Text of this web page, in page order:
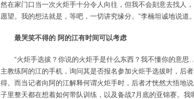
然在家门口当一次火炬手十分令人向往，但我不会刻意去找人
愿望。我的想法就是，等吧，一切讲究缘分。”李楠坦诚地说道。
最哭笑不得的 阿的江有时间可以考虑
“火炬手选拔？你说的火炬手是什么东西？我不懂你的意思
主教练阿的江的手机，询问其是否报名参加火炬手选拔时，后
得。而当记者向阿的江解释何谓火炬手时，后者才恍然大悟地
子里整天都在想着如何带队训练，以及备战7月底的亚锦赛。我